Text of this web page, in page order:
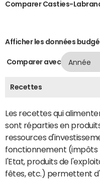
Comparer Casties-
Afficher les données
Comparer avec
Recettes
Les recettes qui
sont réparties en
ressources
fonctionnement (impôts
l'Etat, produits de
fêtes, etc.) permettent